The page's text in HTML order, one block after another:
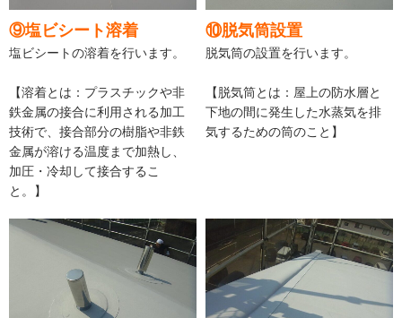
⑨塩ビシート溶着
塩ビシートの溶着を行います。
【溶着とは：プラスチックや非
鉄金属の接合に利用される加工
技術で、接合部分の樹脂や非鉄
金属が溶ける温度まで加熱し、
加圧・冷却して接合するこ
と。】
⑩脱気筒設置
脱気筒の設置を行います。
【脱気筒とは：屋上の防水層と
下地の間に発生した水蒸気を排
気するための筒のこと】